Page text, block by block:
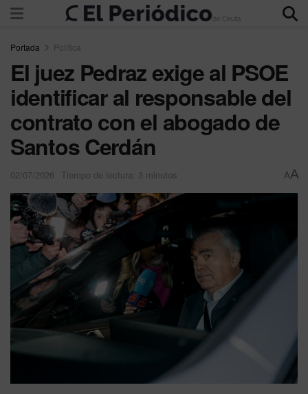
Portada Política
El juez Pedraz exige al PSOE
identificar al responsable del
contrato con el abogado de
Santos Cerdán
02/07/2026 Tiempo de lectura: 3 minutos AA